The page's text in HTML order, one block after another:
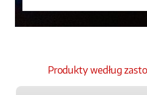
Produkty według